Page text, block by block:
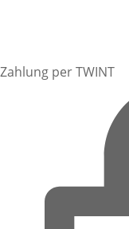
Zahlung per TWINT